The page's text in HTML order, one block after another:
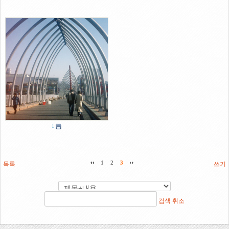
1
목록 쓰기
1 2 3
검색 취소